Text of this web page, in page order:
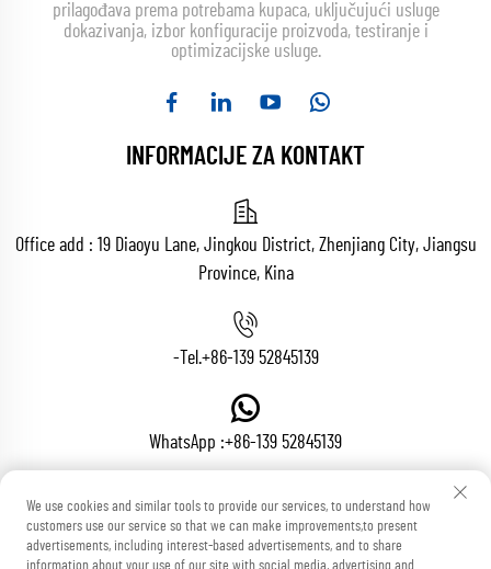
prilagođava prema potrebama kupaca, uključujući usluge
dokazivanja, izbor konfiguracije proizvoda, testiranje i
optimizacijske usluge.
INFORMACIJE ZA KONTAKT
Office add : 19 Diaoyu Lane, Jingkou District, Zhenjiang City, Jiangsu
Province, Kina
-Tel.+86-139 52845139
WhatsApp :+86-139 52845139
E-mail:[email protected]
We use cookies and similar tools to provide our services, to understand how
customers use our service so that we can make improvements,to present
advertisements, including interest-based advertisements, and to share
information about your use of our site with social media, advertising and